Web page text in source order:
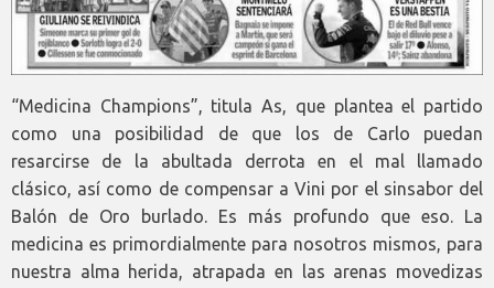
“Medicina Champions”, titula As, que plantea el partido
como una posibilidad de que los de Carlo puedan
resarcirse de la abultada derrota en el mal llamado
clásico, así como de compensar a Vini por el sinsabor del
Balón de Oro burlado. Es más profundo que eso. La
medicina es primordialmente para nosotros mismos, para
nuestra alma herida, atrapada en las arenas movedizas